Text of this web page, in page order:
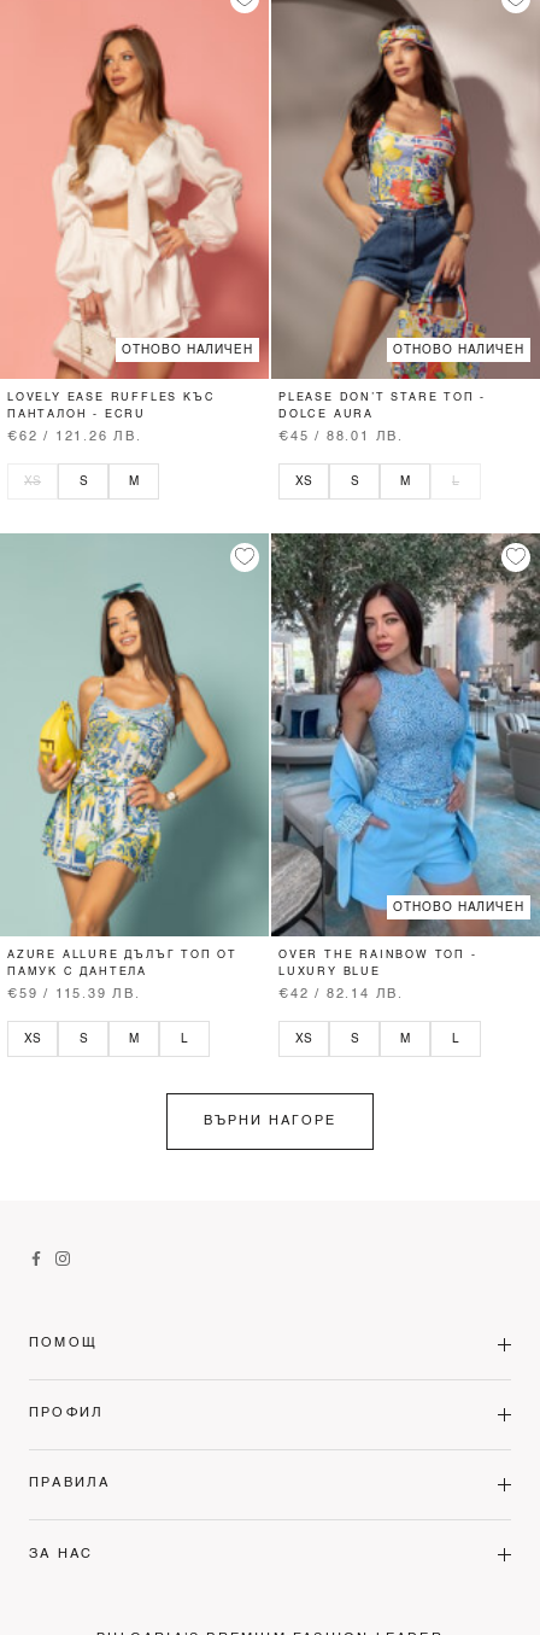
ОТНОВО НАЛИЧЕН
LOVELY EASE RUFFLES КЪС
ПАНТАЛОН - ECRU
€62 / 121.26 ЛВ.
XS S M
ОТНОВО НАЛИЧЕН
PLEASE DON’T STARE ТОП -
DOLCE AURA
€45 / 88.01 ЛВ.
XS S M L
AZURE ALLURE ДЪЛЪГ ТОП ОТ
ПАМУК С ДАНТЕЛА
€59 / 115.39 ЛВ.
XS S M L
ОТНОВО НАЛИЧЕН
OVER THE RAINBOW ТОП -
LUXURY BLUE
€42 / 82.14 ЛВ.
XS S M L
ВЪРНИ НАГОРЕ
ПОМОЩ
ПРОФИЛ
ПРАВИЛА
ЗА НАС